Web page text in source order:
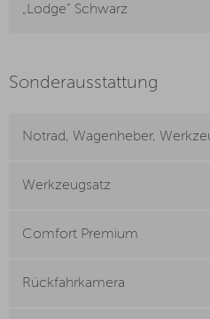
„Lodge“ Schwarz
Sonderausstattung
Notrad, Wagenheber,
Werkzeugsatz
Comfort Premium
Rückfahrkamera